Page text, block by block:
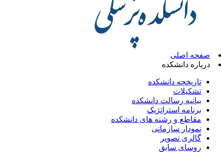
صفحه اصلی
درباره دانشکده
تاریخچه دانشکده
تشکیلات
بیانیه رسالت دانشکده
برنامه استراتژیک
مقاطع و رشته های دانشکده
نمودار سازمانی
گالری تصویر
روسای سابق